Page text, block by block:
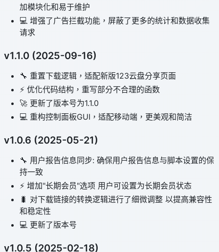
加模块化和易于维护
💻 增强了广告拦截功能，屏蔽了更多的统计和数据收集
请求
v1.1.0 (2025-09-16)
🔧 重置下载逻辑，适配新版123云盘分享页面
⚡️ 优化代码结构，重写部分不合理的函数
🚀 更新了版本号为1.1.0
💻 重构控制面板GUI，适配移动端，更美观和简洁
v1.0.6 (2025-05-21)
🔧 用户报告信息同步: 确保用户报告信息与脚本设置的保
持一致
⚡️ 增加"长期会员"选项 用户可设置为长期会员状态
🐛 对下载链接的转换逻辑进行了细微调整 以提高兼容性
和稳定性
💻 更新了版本号
v1.0.5 (2025-02-18)